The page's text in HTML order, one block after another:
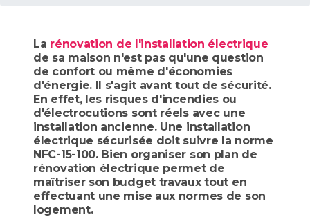
La rénovation de l'installation électrique
de sa maison n'est pas qu'une question
de confort ou même d'économies
d'énergie. Il s'agit avant tout de sécurité.
En effet, les risques d'incendies ou
d'électrocutions sont réels avec une
installation ancienne. Une installation
électrique sécurisée doit suivre la norme
NFC-15-100. Bien organiser son plan de
rénovation électrique permet de
maîtriser son budget travaux tout en
effectuant une mise aux normes de son
logement.